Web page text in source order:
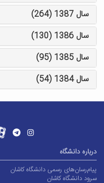
سال 1387 (264)
سال 1386 (130)
سال 1385 (95)
سال 1384 (54)
درباره دانشگاه
پیام‌رسان‌های رسمی دانشگاه کاشان
سرود دانشگاه کاشان